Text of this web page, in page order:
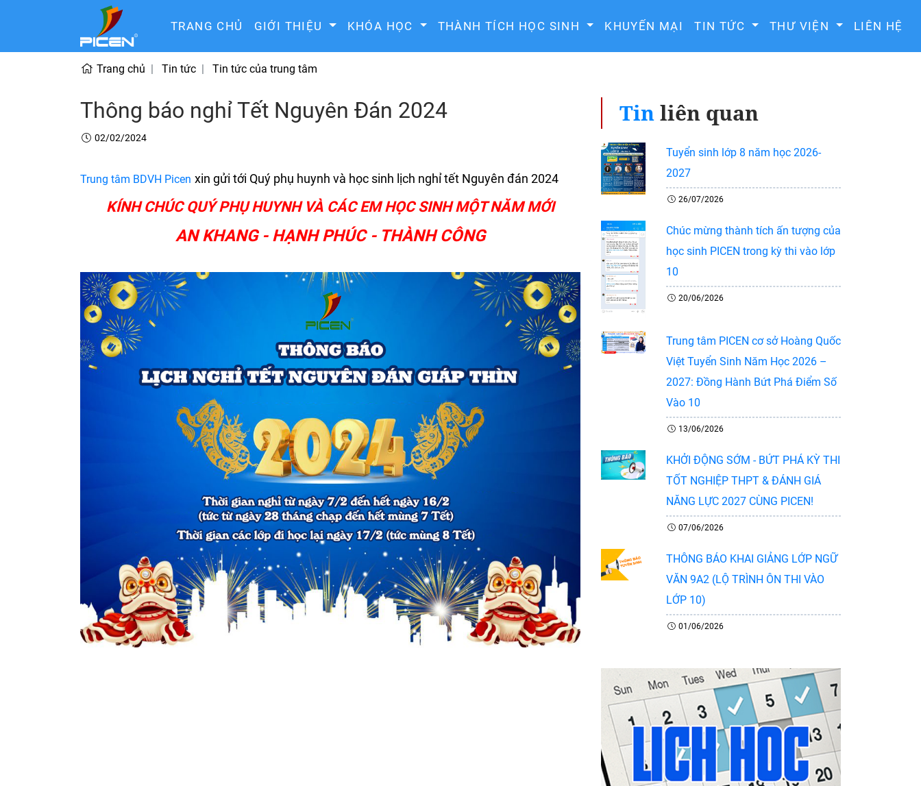
TRANG CHỦ GIỚI THIỆU KHÓA HỌC THÀNH TÍCH HỌC SINH KHUYẾN MẠI TIN TỨC THƯ VIỆN LIÊN HỆ
Trang chủ Tin tức Tin tức của trung tâm
Thông báo nghỉ Tết Nguyên Đán 2024
02/02/2024
Trung tâm BDVH Picen xin gửi tới Quý phụ huynh và học sinh lịch nghỉ tết Nguyên đán 2024
KÍNH CHÚC QUÝ PHỤ HUYNH VÀ CÁC EM HỌC SINH MỘT NĂM MỚI
AN KHANG - HẠNH PHÚC - THÀNH CÔNG
Tinliên quan
Tuyển sinh lớp 8 năm học 2026-
2027
26/07/2026
Chúc mừng thành tích ấn tượng của
học sinh PICEN trong kỳ thi vào lớp
10
20/06/2026
Trung tâm PICEN cơ sở Hoàng Quốc
Việt Tuyển Sinh Năm Học 2026 –
2027: Đồng Hành Bứt Phá Điểm Số
Vào 10
13/06/2026
KHỞI ĐỘNG SỚM - BỨT PHÁ KỲ THI
TỐT NGHIỆP THPT & ĐÁNH GIÁ
NĂNG LỰC 2027 CÙNG PICEN!
07/06/2026
THÔNG BÁO KHAI GIẢNG LỚP NGỮ
VĂN 9A2 (LỘ TRÌNH ÔN THI VÀO
LỚP 10)
01/06/2026